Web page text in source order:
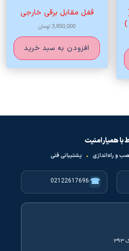
قفل مقابل برقی خارجی
3,850,000 تومان
افزودن به سبد خرید
با همیار امنیت
و راه‌اندازی • پشتیبانی فنی
☎
02122617696